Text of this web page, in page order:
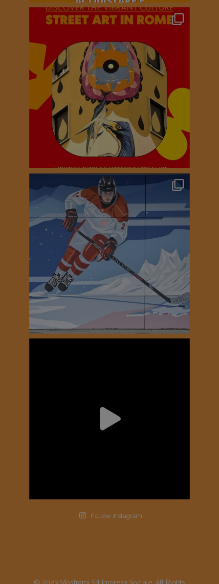
Follow Instagram
© 2023 Mostrami Srl Impresa Sociale, All Rights